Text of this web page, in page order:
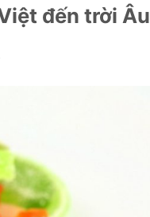
đến trời Âu